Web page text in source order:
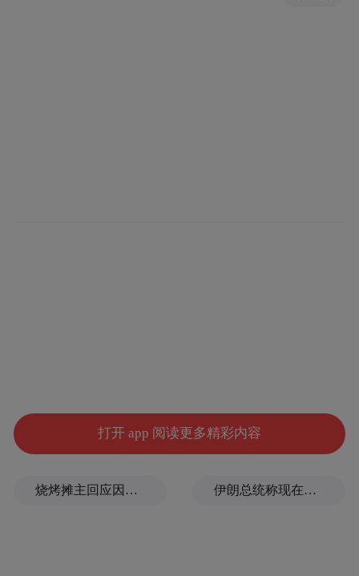
打开 app 阅读更多精彩内容
烧烤摊主回应因撞脸张雪峰走红 伊朗总统称现在是推动美伊协议最好时机